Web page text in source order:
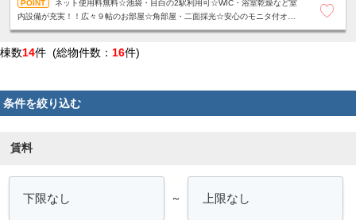
ネット使用料無料☆池袋・目白の2駅利用可☆WIC・浴室乾燥など室
内設備が充実！！広々９帖のお部屋☆角部屋・二面採光☆安心のモニタ付オー
棟数14件 (総物件数： 16件)
条件を絞り込む
賃料
～